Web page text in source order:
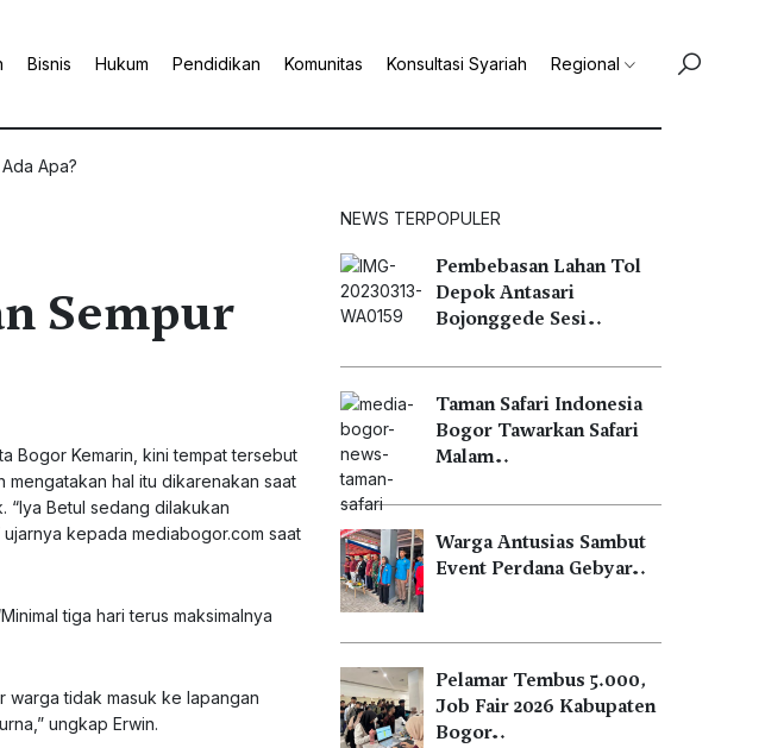
Bisnis Hukum Pendidikan Komunitas Konsultasi Syariah Regional
Apa?
Sempur
Bogor Kemarin, kini tempat tersebut
mengatakan hal itu dikarenakan saat
Betul sedang dilakukan
kepada mediabogor.com saat
tiga hari terus maksimalnya
warga tidak masuk ke lapangan
ungkap Erwin.
NEWS TERPOPULER
Pembebasan Lahan Tol
Depok Antasari
Bojonggede Sesi…
Taman Safari Indonesia
Bogor Tawarkan Safari
Malam…
Warga Antusias Sambut
Event Perdana Gebyar…
Pelamar Tembus 5.000,
Job Fair 2026 Kabupaten
Bogor…